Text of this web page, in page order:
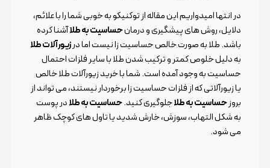
در انتها امیدواریم این مقاله از توکنیکو به خوبی شما را با علائم،
دلایل، روش های پیشگیری و درمانحساسیت به طلاآشنا کرده
باشد. طلا به صورت خالص حساسیت زا نیست اما درزیورآلات طلا
به دلیل خلوص کمتر و ترکیب شدن طلا با سایر فلزات احتمال
حساسیت به وجود آمده است. شما با خرید زیورآلات طلا خالص
یا زیورآلاتی که از فلزات حساسیت زا برخوردار نیستند، می تواند از
بروزحساسیت به طلاجلوگیری کنید.حساسیت به طلادر پوست
به شکل التهاب، سوزش، خارش شدید یا تاول های کوچک ظاهر
می شود.